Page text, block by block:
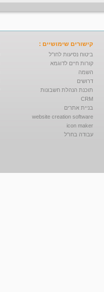
קישורים שימושיים :
ביטוח נסיעות לחו"ל
קורות חיים לדוגמא
השמה
דרושים
תוכנת הנהלת חשבונות
CRM
בניית אתרים
website creation software
icon maker
עבודה בחו"ל